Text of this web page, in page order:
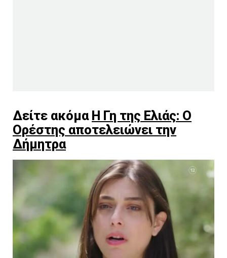
Δείτε ακόμα Η Γη της Ελιάς: Ο
Ορέστης αποτελειώνει την
Δήμητρα